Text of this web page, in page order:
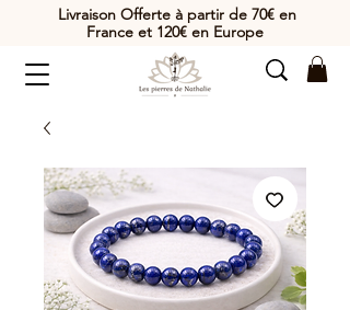
Livraison Offerte à partir de 70€ en
France et 120€ en Europe